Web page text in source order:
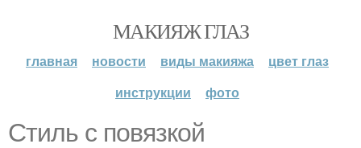
МАКИЯЖ ГЛАЗ
главная новости виды макияжа
цвет глаз
инструкции
фото
Стиль с повязкой